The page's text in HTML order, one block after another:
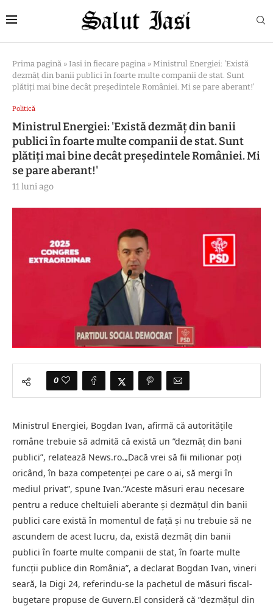
Prima pagină » Iasi in fiecare pagina » Ministrul Energiei: 'Există
dezmăţ din banii publici în foarte multe companii de stat. Sunt
plătiţi mai bine decât preşedintele României. Mi se pare aberant!'
Politică
Ministrul Energiei: 'Există dezmăţ din banii
publici în foarte multe companii de stat. Sunt
plătiţi mai bine decât preşedintele României. Mi
se pare aberant!'
11 luni ago
0
Ministrul Energiei, Bogdan Ivan, afirmă că autorităţile
române trebuie să admită că există un ”dezmăţ din bani
publici”, relatează News.ro.„Dacă vrei să fii milionar poţi
oricând, în baza competenţei pe care o ai, să mergi în
mediul privat”, spune Ivan.”Aceste măsuri erau necesare
pentru a reduce cheltuieli aberante şi dezmăţul din banii
publici care există în momentul de faţă şi nu trebuie să ne
ascundem de acest lucru, da, există dezmăţ din banii
publici în foarte multe companii de stat, în foarte multe
funcţii publice din România”, a declarat Bogdan Ivan, vineri
seară, la Digi 24, referindu-se la pachetul de măsuri fiscal-
bugetare propuse de Guvern.El consideră că ”dezmăţul din